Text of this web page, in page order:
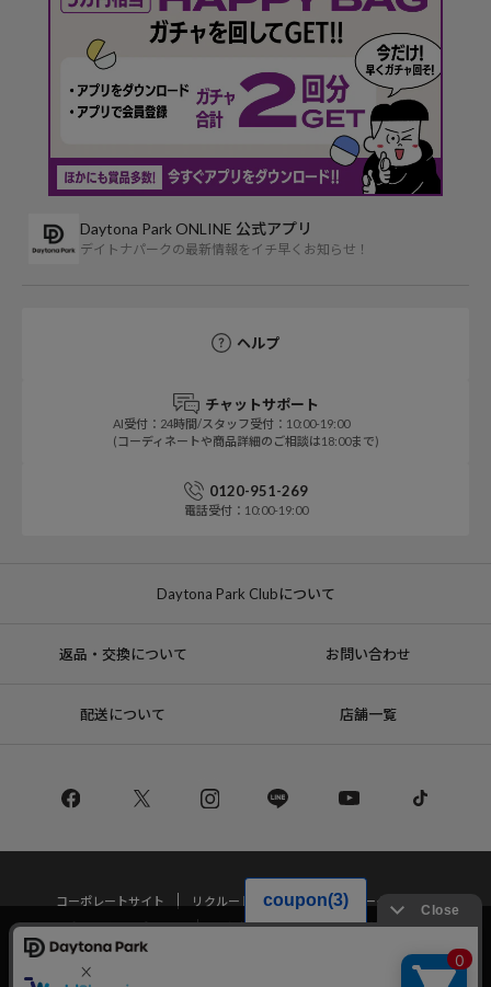
Daytona Park ONLINE 公式アプリ
デイトナパークの最新情報をイチ早くお知らせ！
ヘルプ
チャットサポート
AI受付：24時間/スタッフ受付：10:00-19:00
(コーディネートや商品詳細のご相談は18:00まで)
0120-951-269
電話受付：10:00-19:00
Daytona Park Clubについて
返品・交換について お問い合わせ
配送について 店舗一覧
コーポレートサイト リクルート
サステナブルマークについて
プライバシーポリシー
特定商取引法・古物営業法に基づく表記
当サイトでは利用体験の向上およびコンテンツの最適な提供、トラフィック
の分析を目的としてCookieを使用しています。